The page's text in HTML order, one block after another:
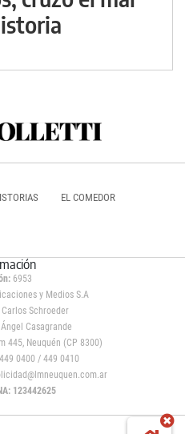
EL COMEDOR
6953
y Medios S.A
Schroeder
Casagrande
445, Neuquén (CP 8300)
0400 / 449 0410
123442625